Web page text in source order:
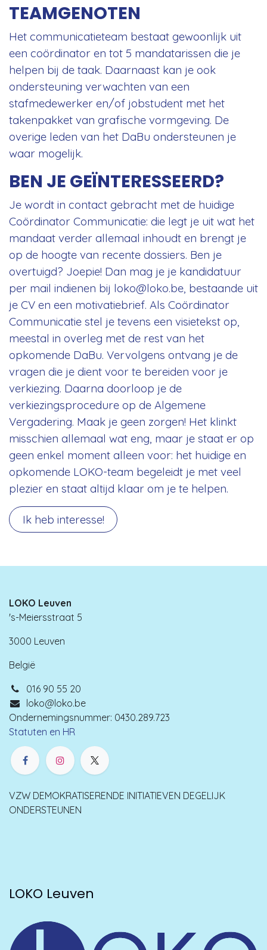
TEAMGENOTEN
Het communicatieteam bestaat gewoonlijk uit
een coördinator en tot 5 mandatarissen die je
helpen bij de taak. Daarnaast kan je ook
ondersteuning verwachten van een
stafmedewerker en/of jobstudent met het
takenpakket van grafische vormgeving. De
overige leden van het DaBu ondersteunen je
waar mogelijk.
BEN JE GEÏNTERESSEERD?
Je wordt in contact gebracht met de huidige
Coördinator Communicatie: die legt je uit wat het
mandaat verder allemaal inhoudt en brengt je
op de hoogte van recente dossiers. Ben je
overtuigd? Joepie! Dan mag je je kandidatuur
per mail indienen bij loko@loko.be, bestaande uit
je CV en een motivatiebrief. Als Coördinator
Communicatie stel je tevens een visietekst op,
meestal in overleg met de rest van het
opkomende DaBu. Vervolgens ontvang je de
vragen die je dient voor te bereiden voor je
verkiezing. Daarna doorloop je de
verkiezingsprocedure op de Algemene
Vergadering. Maak je geen zorgen! Het klinkt
misschien allemaal wat eng, maar je staat er op
geen enkel moment alleen voor: het huidige en
opkomende LOKO-team begeleidt je met veel
plezier en staat altijd klaar om je te helpen.
Ik heb interesse!
LOKO Leuven
's-Meiersstraat 5
3000 Leuven
België
016 90 55 20
loko@loko.be
Ondernemingsnummer: 0430.289.723
Statuten en HR
VZW DEMOKRATISERENDE INITIATIEVEN DEGELIJK
ONDERSTEUNEN
LOKO Leuven